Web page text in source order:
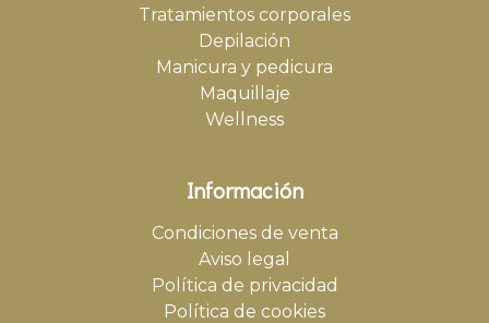
Tratamientos corporales
Depilación
Manicura y pedicura
Maquillaje
Wellness
Información
Condiciones de venta
Aviso legal
Política de privacidad
Política de cookies